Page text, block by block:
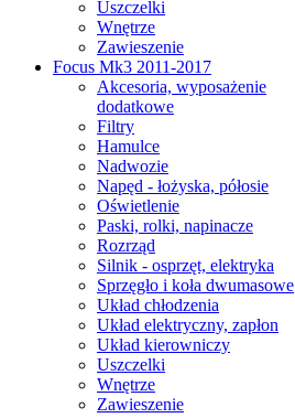
Uszczelki
Wnętrze
Zawieszenie
Focus Mk3 2011-2017
Akcesoria, wyposażenie
dodatkowe
Filtry
Hamulce
Nadwozie
Napęd - łożyska, półosie
Oświetlenie
Paski, rolki, napinacze
Rozrząd
Silnik - osprzęt, elektryka
Sprzęgło i koła dwumasowe
Układ chłodzenia
Układ elektryczny, zapłon
Układ kierowniczy
Uszczelki
Wnętrze
Zawieszenie